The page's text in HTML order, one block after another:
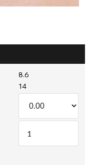
8.6
14